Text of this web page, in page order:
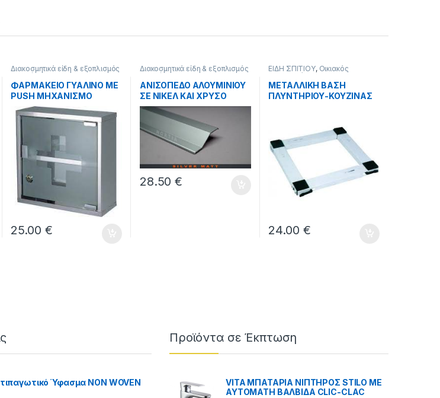
Διακοσμητικά είδη & εξοπλισμός
σπιτιού , ΕΙΔΗ ΣΠΙΤΙΟΥ
ΦΑΡΜΑΚΕΙΟ ΓΥΑΛΙΝΟ ΜΕ
PUSH ΜΗΧΑΝΙΣΜΟ
ΠΟΡΤΑΣ.
25.00 €
Διακοσμητικά είδη & εξοπλισμός
σπιτιού , ΕΙΔΗ ΣΠΙΤΙΟΥ
ΑΝΙΣΟΠΕΔΟ ΑΛΟΥΜΙΝΙΟΥ
ΣΕ ΝΙΚΕΛ ΚΑΙ ΧΡΥΣΟ
38mm*280cm.
28.50€
ΕΙΔΗ ΣΠΙΤΙΟΥ, Οικιακός
εξοπλισμός
ΜΕΤΑΛΛΙΚΗ ΒΑΣΗ
ΠΛΥΝΤΗΡΙΟΥ-ΚΟΥΖΙΝΑΣ
24.00 €
Ύφασμα NON WOVEN
Προϊόντα σε Έκπτωση
VITA MΠΑΤΑΡΙΑ ΝΙΠΤΗΡΟΣ STILO ΜΕ
ΑΥΤΟΜΑΤΗ ΒΑΛΒΙΔΑ CLIC-CLAC